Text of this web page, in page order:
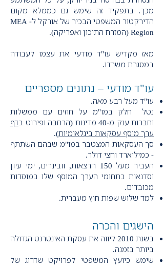
מכך. בתפקיד זה שימש גם כממלא מקום
הדירקטור המשפטי הבכיר של אורקל ל- MEA
Region (המזרח התיכון ואפריקה).
מאז מקדיש עו"ד מודעי את עצמו לעבודה
במסגרת משרדו.
עו"ד מודעי – נתונים מספריים
עו"ד מעל רבע מאה.
נטל חלק במו"מ על חוזים עם ממשלות
וחברות ענק מ-40 מדינות (הרחבה ופירוט ב
דף
ערך מוסף עסקאות בינלאומיות).
סך העסקאות המצטבר במו"מ שבהם השתתף
- כמיליארד וחצי דולר.
העביר מעל 150 הרצאות, וובינרים, ימי עיון
וסדנאות בתחומי הערך המוסף שלו במוסדות
מכובדים.
למד שלוש שפות חוץ מעברית.
הישגים והכרה
בשנת 2010 ליווה את עסקת האינטרנט הגדולה
ביותר בזמנה.
שימש כיועץ המשפטי לפרויקט שדרוג של